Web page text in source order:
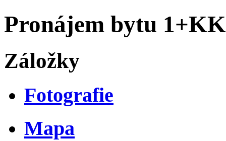
Pronájem bytu
Záložky
Fotografie
Mapa